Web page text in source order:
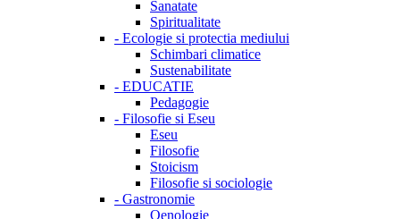
Sanatate
Spiritualitate
- Ecologie si protectia mediului
Schimbari climatice
Sustenabilitate
- EDUCATIE
Pedagogie
- Filosofie si Eseu
Eseu
Filosofie
Stoicism
Filosofie si sociologie
- Gastronomie
Oenologie